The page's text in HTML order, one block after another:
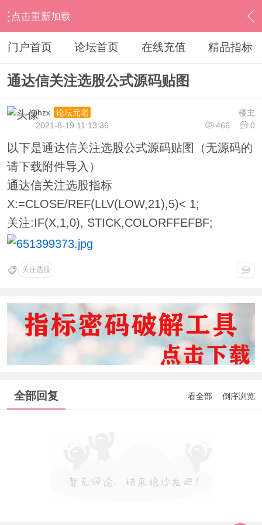
点击重新加载
› 通达信指标公式 › 条件选股公式 › 内容
门户首页 论坛首页 在线充值 精品指标
通达信关注选股公式源码贴图
楼主
ihzx
论坛元老
466
0
2021-8-19 11:13:36
以下是通达信关注选股公式源码贴图（无源码的
请下载附件导入）
通达信关注选股指标
X:=CLOSE/REF(LLV(LOW,21),5)< 1;
关注:IF(X,1,0), STICK,COLORFFEFBF;
关注选股
全部回复 看全部 倒序浏览